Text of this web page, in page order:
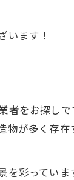
います！
をお探し
が多く存
彩ってい